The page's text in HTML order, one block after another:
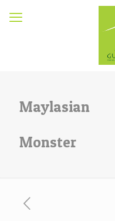
Maylasian
Monster